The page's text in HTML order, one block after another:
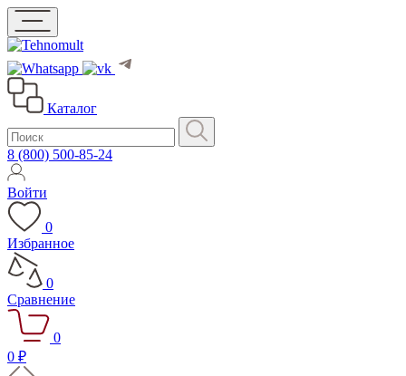
Каталог
8 (800) 500-85-24
Войти
0
Избранное
0
Сравнение
0
0 ₽